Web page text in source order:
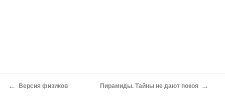
← Версия физиков Пирамиды. Тайны не дают покоя →